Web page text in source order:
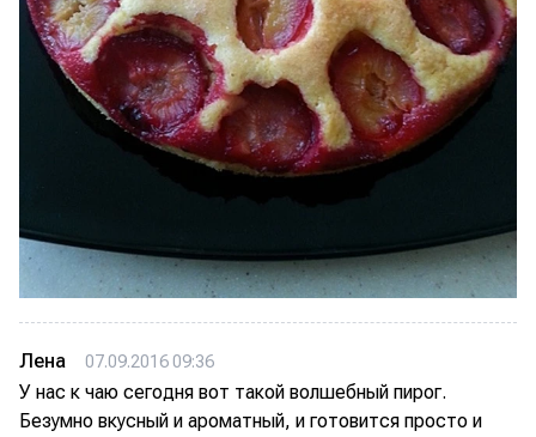
Лена 07.09.2016 09:36
У нас к чаю сегодня вот такой волшебный пирог.
Безумно вкусный и ароматный, и готовится просто и